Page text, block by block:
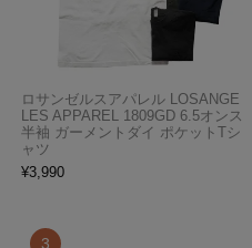
ロサンゼルスアパレル LOSANGE
LES APPAREL 1809GD 6.5オンス
半袖 ガーメントダイ ポケットTシ
ャツ
¥3,990